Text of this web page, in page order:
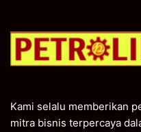
Kami selalu memberikan
mitra bisnis terpercaya